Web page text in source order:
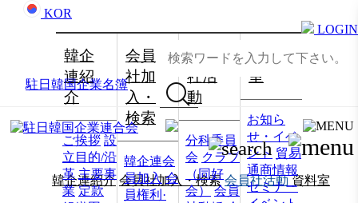
韓企
連紹
介
ご挨拶 設
立目的/沿
革 主要事
業 定款
会員
社加
入・
検索
韓企連会
員加入 会
員権利·
会員
社活
動
分科委員
会 クラブ
（同好
会） 会員
資料
室
お知ら
せ・イベ
ント 貿易
通商情報
セミナー
駐日韓国企業名簿
KOR
LOGIN
韓企連紹介 会員社加入・検索 会員社活動 資料室